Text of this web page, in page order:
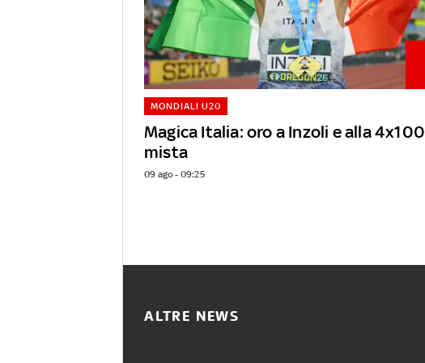
Magica Italia: oro a Inzoli e alla 4x100
mista
MONDIALI U20
09 ago - 09:25
ALTRE NEWS